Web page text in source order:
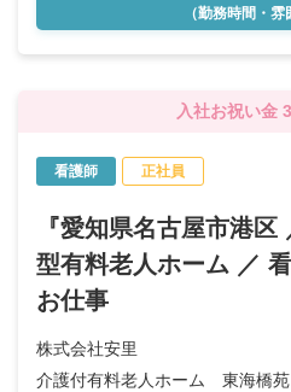
（勤務時間・雰
入社お祝い金
看護師 正社員
『愛知県名古屋市港
型有料老人ホーム ／
お仕事
株式会社安里
介護付有料老人ホーム 東海橋苑